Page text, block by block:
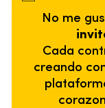
No me
Cada
creando